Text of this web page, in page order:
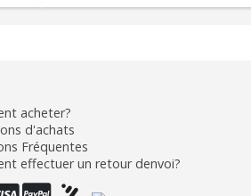
acheter?
d'achats
Fréquentes
effectuer un retour denvoi?